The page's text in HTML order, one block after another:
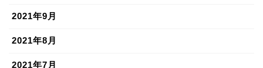
2021年9月
2021年8月
2021年7月